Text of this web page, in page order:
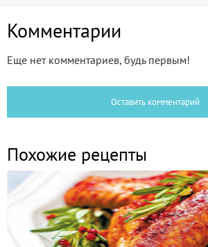
Комментарии
Еще нет комментариев, будь первым!
Оставить комментарий
Похожие рецепты